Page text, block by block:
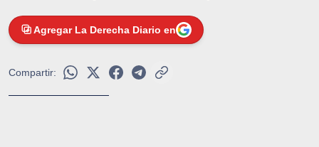
Agregar La Derecha Diario en
Compartir: